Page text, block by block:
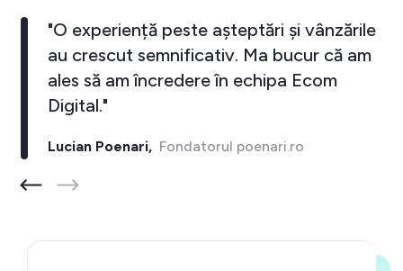
"O experiență peste așteptări și vânzările
au crescut semnificativ. Ma bucur că am
ales să am încredere în echipa Ecom
Digital."
Lucian Poenari,Fondatorul poenari.ro